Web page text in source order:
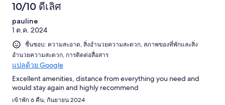
10/10 ดีเลิศ
pauline
1 ต.ค. 2024
ชื่นชอบ: ความสะอาด, สิ่งอำนวยความสะดวก, สภาพของที่พักและสิ่ง
อำนวยความสะดวก, การติดต่อสื่อสาร
แปลด้วย Google
Excellent amenities, distance from everything you need and
would stay again and highly recommend
เข้าพัก 6 คืน, กันยายน 2024